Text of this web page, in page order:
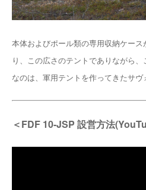
本体およびポール類の専用収納ケー
り、この広さのテントでありながら
なのは、軍用テントを作ってきたサヴ
＜FDF 10-JSP 設営方法